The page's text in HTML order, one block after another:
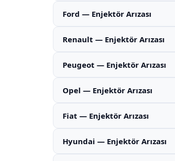
Ford — Enjektör Arızası
Renault — Enjektör Arızası
Peugeot — Enjektör Arızası
Opel — Enjektör Arızası
Fiat — Enjektör Arızası
Hyundai — Enjektör Arızası